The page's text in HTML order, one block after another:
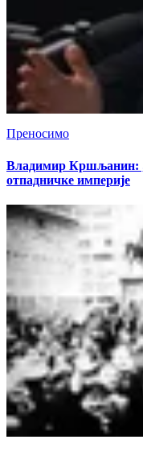
Преносимо
Владимир Кршљанин:
отпадничке империје